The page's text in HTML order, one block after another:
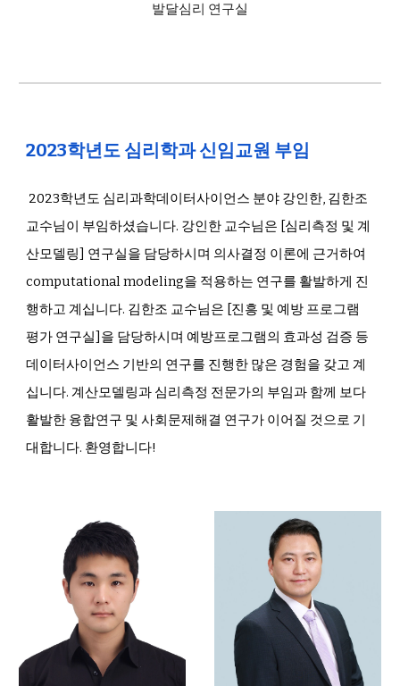
발달심리 연구실
2023학년도 심리학과 신임교원 부임
2023학년도 심리과학데이터사이언스 분야 강인한, 김한조
교수님이 부임하셨습니다. 강인한 교수님은 [심리측정 및 계
산모델링] 연구실을 담당하시며 의사결정 이론에 근거하여
computational modeling을 적용하는 연구를 활발하게 진
행하고 계십니다. 김한조 교수님은 [진흥 및 예방 프로그램
평가 연구실]을 담당하시며 예방프로그램의 효과성 검증 등
데이터사이언스 기반의 연구를 진행한 많은 경험을 갖고 계
십니다. 계산모델링과 심리측정 전문가의 부임과 함께 보다
활발한 융합연구 및 사회문제해결 연구가 이어질 것으로 기
대합니다. 환영합니다!